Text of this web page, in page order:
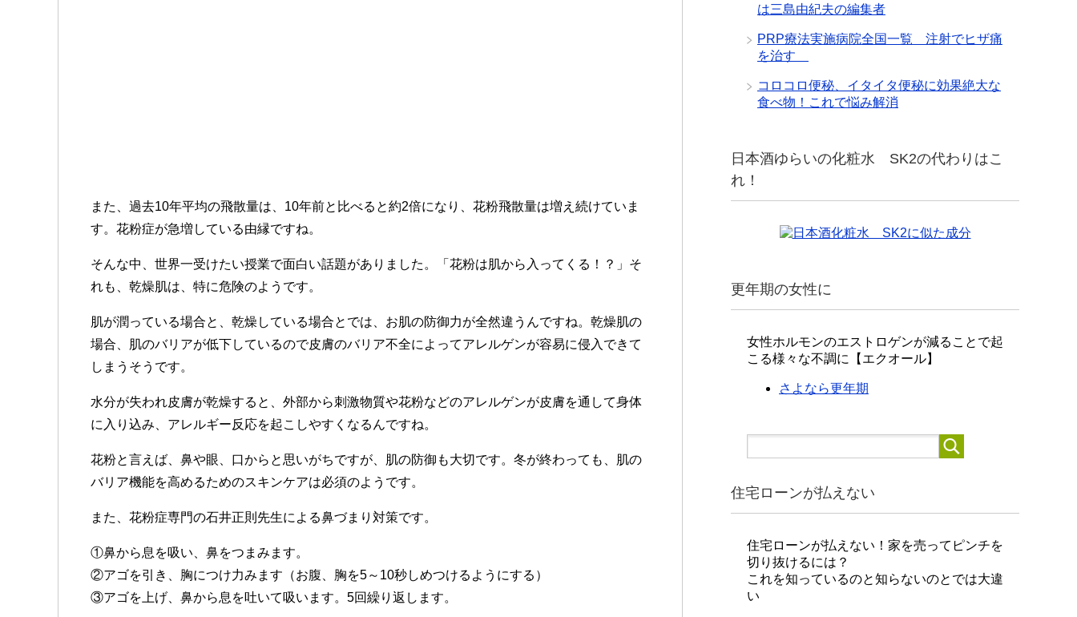
また、過去10年平均の飛散量は、10年前と比べると約2倍になり、花粉飛散量は増え続けていま
す。花粉症が急増している由縁ですね。
そんな中、世界一受けたい授業で面白い話題がありました。「花粉は肌から入ってくる！？」そ
れも、乾燥肌は、特に危険のようです。
肌が潤っている場合と、乾燥している場合とでは、お肌の防御力が全然違うんですね。乾燥肌の
場合、肌のバリアが低下しているので皮膚のバリア不全によってアレルゲンが容易に侵入できて
しまうそうです。
水分が失われ皮膚が乾燥すると、外部から刺激物質や花粉などのアレルゲンが皮膚を通して身体
に入り込み、アレルギー反応を起こしやすくなるんですね。
花粉と言えば、鼻や眼、口からと思いがちですが、肌の防御も大切です。冬が終わっても、肌の
バリア機能を高めるためのスキンケアは必須のようです。
また、花粉症専門の石井正則先生による鼻づまり対策です。
①鼻から息を吸い、鼻をつまみます。
②アゴを引き、胸につけ力みます（お腹、胸を5～10秒しめつけるようにする）
③アゴを上げ、鼻から息を吐いて吸います。5回繰り返します。
は三島由紀夫の編集者
PRP療法実施病院全国一覧 注射でヒザ痛
を治す
コロコロ便秘、イタイタ便秘に効果絶大な
食べ物！これで悩み解消
日本酒ゆらいの化粧水 SK2の代わりはこ
れ！
更年期の女性に
女性ホルモンのエストロゲンが減ることで起
こる様々な不調に【エクオール】
さよなら更年期
住宅ローンが払えない
住宅ローンが払えない！家を売ってピンチを
切り抜けるには？
これを知っているのと知らないのとでは大違
い